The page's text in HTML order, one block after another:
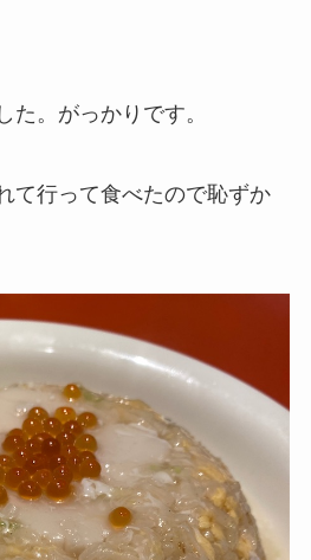
た。がっかりです。
て行って食べたので恥ずか